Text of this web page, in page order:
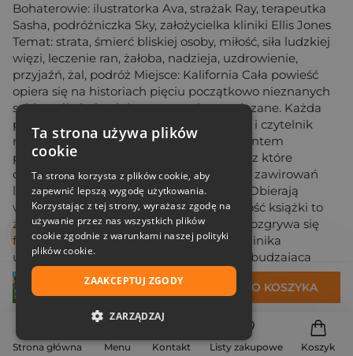
Strona główna Menu Kontakt Listy zakupowe Koszyk
34,79 zł DO KOSZYKA
Bohaterowie: ilustratorka Ava, strażak Ray, terapeutka
Sasha, podróżniczka Sky, założycielka kliniki Ellis Jones
Temat: strata, śmierć bliskiej osoby, miłość, siła ludzkiej
więzi, leczenie ran, żałoba, nadzieja, uzdrowienie,
przyjaźń, żal, podróż Miejsce: Kalifornia Cała powieść
opiera się na historiach pięciu początkowo nieznanych
sobie osób, których losy są ze sobą powiązane. Każda
postać dostaje swój fragment w powieści i czytelnik
może poznać jej niełatwą historię. Momentem
przełomowym dla nich jest tornado, przez które
odwołane zostają loty. Z powodu różnych zawirowań
losu znajdują się razem w samochodzie. Obierają
wspólny kierunek. Zdecydowana większość książki to
zapis podróży. Miejscem wokół, którego rozgrywa się
fabuła są Pola Makowe. Pola Makowe - klinika
usytuowana w południowej Kalifornii, wzbudzająca
coraz większe zainteresowanie ; prowadzi
bezprecedensową kurację opartą na śnie ; pacjenci są
tu wprowadzani w stan podobny do śpiączki
farmakologicznej na okres miesiąca, lub dwóch ; kuracja
dotyczy pacjentów cierpiących z powodu straty.
Ta strona używa plików
cookie
Ta strona korzysta z plików cookie, aby
zapewnić lepszą wygodę użytkowania.
Korzystając z tej strony, wyrażasz zgodę na
używanie przez nas wszystkich plików
cookie zgodnie z warunkami naszej polityki
plików cookie.
ZAAKCEPTUJ ZGODY
ZARZĄDZAJ
NIEZBĘDNE